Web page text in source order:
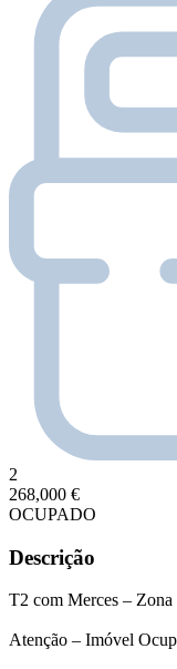
2
268,000 €
OCUPADO
Descrição
T2 com Merces –
Atenção – Imóvel